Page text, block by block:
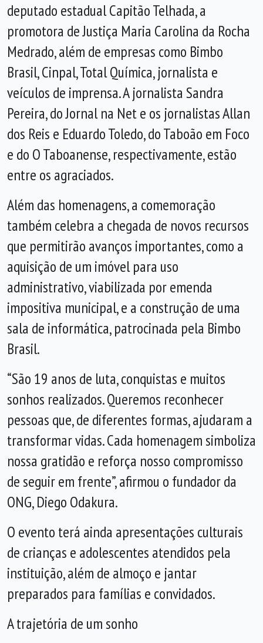
deputado estadual Capitão Telhada, a
promotora de Justiça Maria Carolina da Rocha
Medrado, além de empresas como Bimbo
Brasil, Cinpal, Total Química, jornalista e
veículos de imprensa. A jornalista Sandra
Pereira, do Jornal na Net e os jornalistas Allan
dos Reis e Eduardo Toledo, do Taboão em Foco
e do O Taboanense, respectivamente, estão
entre os agraciados.
Além das homenagens, a comemoração
também celebra a chegada de novos recursos
que permitirão avanços importantes, como a
aquisição de um imóvel para uso
administrativo, viabilizada por emenda
impositiva municipal, e a construção de uma
sala de informática, patrocinada pela Bimbo
Brasil.
“São 19 anos de luta, conquistas e muitos
sonhos realizados. Queremos reconhecer
pessoas que, de diferentes formas, ajudaram a
transformar vidas. Cada homenagem simboliza
nossa gratidão e reforça nosso compromisso
de seguir em frente”, afirmou o fundador da
ONG, Diego Odakura.
O evento terá ainda apresentações culturais
de crianças e adolescentes atendidos pela
instituição, além de almoço e jantar
preparados para famílias e convidados.
A trajetória de um sonho